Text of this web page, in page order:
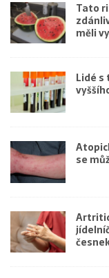
Tato
měli
Lidé s
se